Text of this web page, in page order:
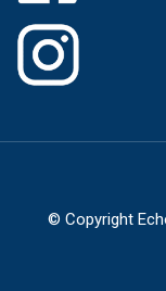
© Copyright